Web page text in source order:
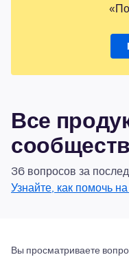
Все
36 вопросов за
Узнайте, как помочь
Вы просматриваете